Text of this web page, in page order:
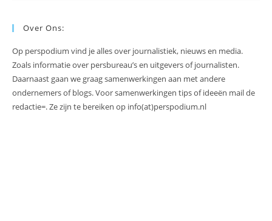
Over Ons:
Op perspodium vind je alles over journalistiek, nieuws en media.
Zoals informatie over persbureau’s en uitgevers of journalisten.
Daarnaast gaan we graag samenwerkingen aan met andere
ondernemers of blogs. Voor samenwerkingen tips of ideeën mail de
redactie=. Ze zijn te bereiken op info(at)perspodium.nl